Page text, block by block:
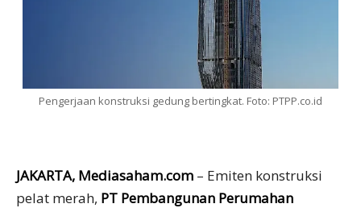
Pengerjaan konstruksi gedung bertingkat. Foto: PTPP.co.id
JAKARTA, Mediasaham.com – Emiten konstruksi
pelat merah, PT Pembangunan Perumahan